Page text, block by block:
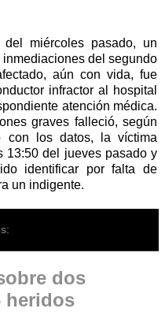
miércoles pasado, un
del segundo
aún con vida, fue
infractor al hospital
atención médica.
graves falleció, según
con los datos, la víctima
13:50 del jueves pasado y
identificar por falta de
un indigente.
dos
heridos